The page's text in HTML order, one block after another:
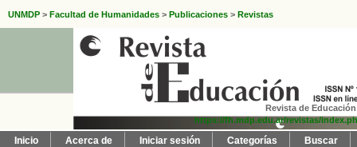
UNMDP > Facultad de Humanidades > Publicaciones > Revistas
Revista de
https://fh.mdp.edu.ar/revistas/
Inicio Acerca de Iniciar sesión Categorías Buscar